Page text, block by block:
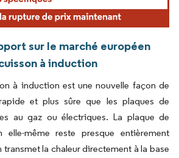
sur le marché européen
à induction
à induction est une nouvelle façon de
et plus sûre que les plaques de
au gaz ou électriques. La plaque de
même reste presque entièrement
la chaleur directement à la base